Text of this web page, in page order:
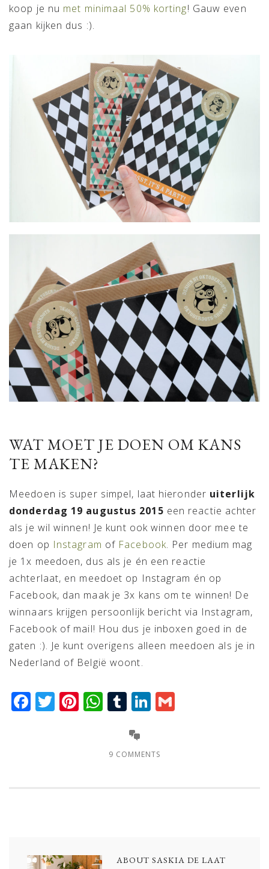
koop je nu met minimaal 50% korting! Gauw even
gaan kijken dus :).
WAT MOET JE DOEN OM KANS
TE MAKEN?
Meedoen is super simpel, laat hieronder uiterlijk
donderdag 19 augustus 2015 een reactie achter
als je wil winnen! Je kunt ook winnen door mee te
doen op Instagram of Facebook. Per medium mag
je 1x meedoen, dus als je én een reactie
achterlaat, en meedoet op Instagram én op
Facebook, dan maak je 3x kans om te winnen! De
winnaars krijgen persoonlijk bericht via Instagram,
Facebook of mail! Hou dus je inboxen goed in de
gaten :). Je kunt overigens alleen meedoen als je in
Nederland of België woont.
Facebook
Twitter
Pinterest
WhatsApp
TumblrLinkedIn
9 COMMENTS
ABOUT SASKIA DE LAAT